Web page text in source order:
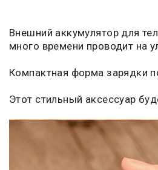
Внешний аккумулятор для
много времени проводит на
Компактная форма зарядки
Этот стильный аксессуар